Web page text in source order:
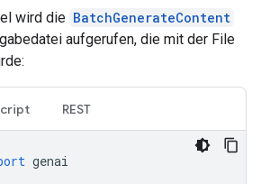
wird die BatchGenerateContent
aufgerufen, die mit der File
REST
genai